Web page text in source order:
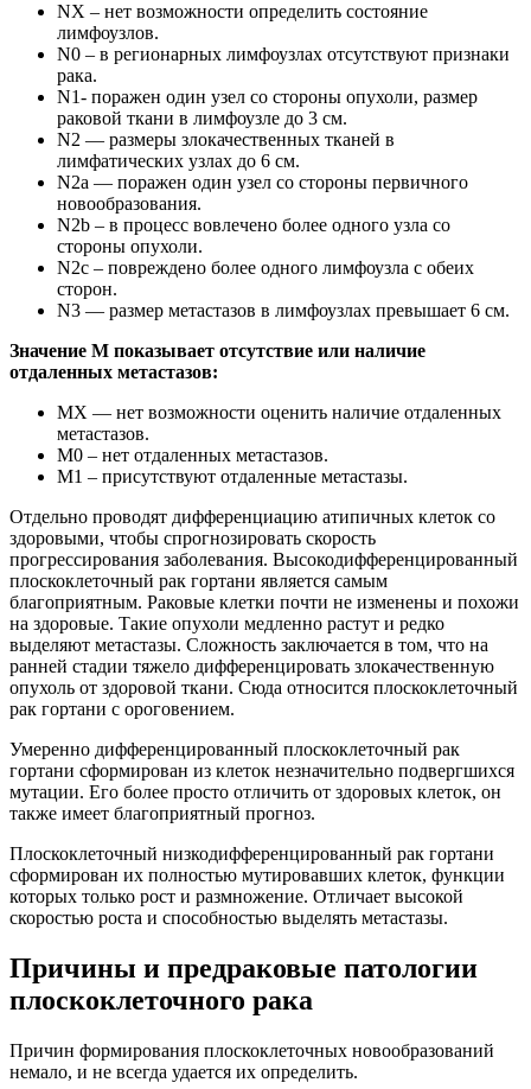
NX – нет возможности определить состояние
лимфоузлов.
N0 – в регионарных лимфоузлах отсутствуют признаки
рака.
N1- поражен один узел со стороны опухоли, размер
раковой ткани в лимфоузле до 3 см.
N2 — размеры злокачественных тканей в
лимфатических узлах до 6 см.
N2a — поражен один узел со стороны первичного
новообразования.
N2b – в процесс вовлечено более одного узла со
стороны опухоли.
N2c – повреждено более одного лимфоузла с обеих
сторон.
N3 — размер метастазов в лимфоузлах превышает 6 см.
Значение M показывает отсутствие или наличие
отдаленных метастазов:
MX — нет возможности оценить наличие отдаленных
метастазов.
M0 – нет отдаленных метастазов.
M1 – присутствуют отдаленные метастазы.
Отдельно проводят дифференциацию атипичных клеток со
здоровыми, чтобы спрогнозировать скорость
прогрессирования заболевания. Высокодифференцированный
плоскоклеточный рак гортани является самым
благоприятным. Раковые клетки почти не изменены и похожи
на здоровые. Такие опухоли медленно растут и редко
выделяют метастазы. Сложность заключается в том, что на
ранней стадии тяжело дифференцировать злокачественную
опухоль от здоровой ткани. Сюда относится плоскоклеточный
рак гортани с ороговением.
Умеренно дифференцированный плоскоклеточный рак
гортани сформирован из клеток незначительно подвергшихся
мутации. Его более просто отличить от здоровых клеток, он
также имеет благоприятный прогноз.
Плоскоклеточный низкодифференцированный рак гортани
сформирован их полностью мутировавших клеток, функции
которых только рост и размножение. Отличает высокой
скоростью роста и способностью выделять метастазы.
Причины и предраковые патологии
плоскоклеточного рака
Причин формирования плоскоклеточных новообразований
немало, и не всегда удается их определить.